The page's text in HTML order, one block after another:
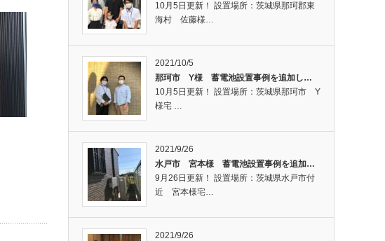
10月5日更新！ 設置場所：茨城県那珂郡東
海村 佐藤様…
2021/10/5
那珂市 Y様 蓄電池設置事例を追加し…
10月5日更新！ 設置場所：茨城県那珂市 Y
様宅 …
2021/9/26
水戸市 宮本様 蓄電池設置事例を追加…
9月26日更新！ 設置場所：茨城県水戸市付
近 宮本様宅…
2021/9/26